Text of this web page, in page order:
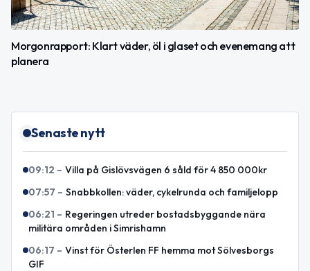
Morgonrapport: Klart väder, öl i glaset och evenemang att
planera
Senaste nytt
09:12 – Villa på Gislövsvägen 6 såld för 4 850 000kr
07:57 – Snabbkollen: väder, cykelrunda och familjelopp
06:21 – Regeringen utreder bostadsbyggande nära
militära områden i Simrishamn
06:17 – Vinst för Österlen FF hemma mot Sölvesborgs
GIF